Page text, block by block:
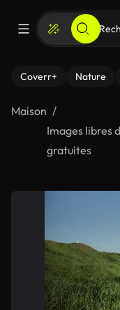
Coverr+ Nature
Maison
Images libres
gratuites